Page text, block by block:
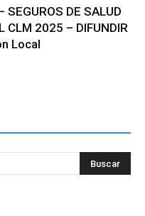
SEGUROS DE SALUD
CLM 2025 – DIFUNDIR
Local